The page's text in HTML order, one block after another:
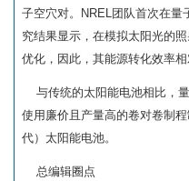
子空穴对。NREL团队首次在量
究结果显示，在模拟太阳光的
优化，因此，其能源转化效率相
与传统的太阳能电池相比，
使用廉价且产量高的卷对卷制
代）太阳能电池。
总编辑圈点